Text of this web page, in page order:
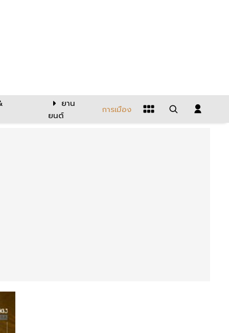
ยาน
ยนต์
การเมือง